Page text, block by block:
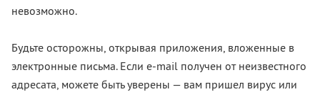
невозможно.
Будьте осторожны, открывая приложения, вложенные в
электронные письма. Если e-mail получен от неизвестного
адресата, можете быть уверены — вам пришел вирус или